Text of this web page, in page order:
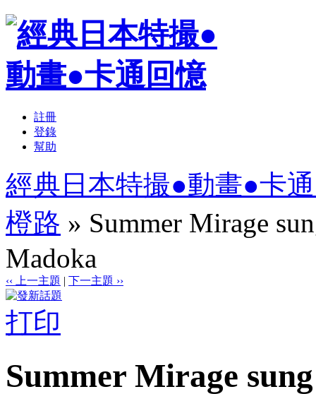
註冊
登錄
幫助
經典日本特撮●動畫●卡
橙路 » Summer Mirage
Madoka
‹‹ 上一主題 | 下一主題 ››
打印
Summer Mirage